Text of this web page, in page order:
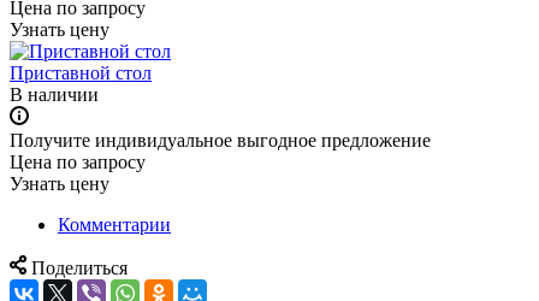
Цена по запросу
Узнать цену
Приставной стол
В наличии
Получите индивидуальное выгодное предложение
Цена по запросу
Узнать цену
Комментарии
Поделиться